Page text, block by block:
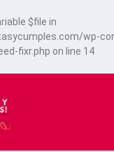
$file in
wp-
fixr.php on line 14